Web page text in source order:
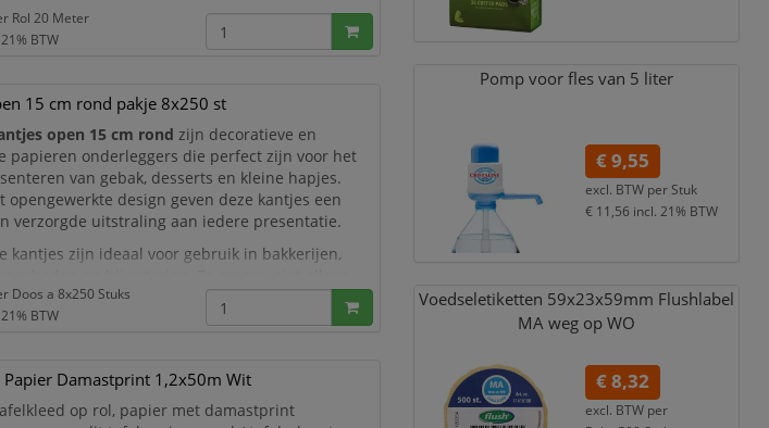
de gehele maaltijd. Tege
Rol 20 Meter
BTW
15 cm rond pakje 8x250 st
open 15 cm rond zijn decoratieve en
papieren onderleggers die perfect zijn voor het
van gebak, desserts en kleine hapjes.
opengewerkte design geven deze kantjes een
verzorgde uitstraling aan iedere presentatie.
kantjes zijn ideaal voor gebruik in bakkerijen,
presentatie, maar beschermen oo
Doos a 8x250 Stuks
BTW
Papier Damastprint 1,2x50m Wit
op rol, papier met damastprint
Pomp voor fles van 5 liter
€ 9,55
excl. BTW per Stuk
€ 11,56 incl. 21% BTW
Voedseletiketten 59x23x59mm Flushlabel
MA weg op WO
€ 8,32
excl. BTW per